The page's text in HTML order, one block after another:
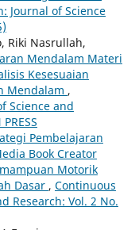
Journal of Science
Riki Nasrullah,
Mendalam Materi
Kesesuaian
Mendalam ,
Science and
Pembelajaran
Book Creator
Motorik
Dasar , Continuous
Research: Vol. 2 No.